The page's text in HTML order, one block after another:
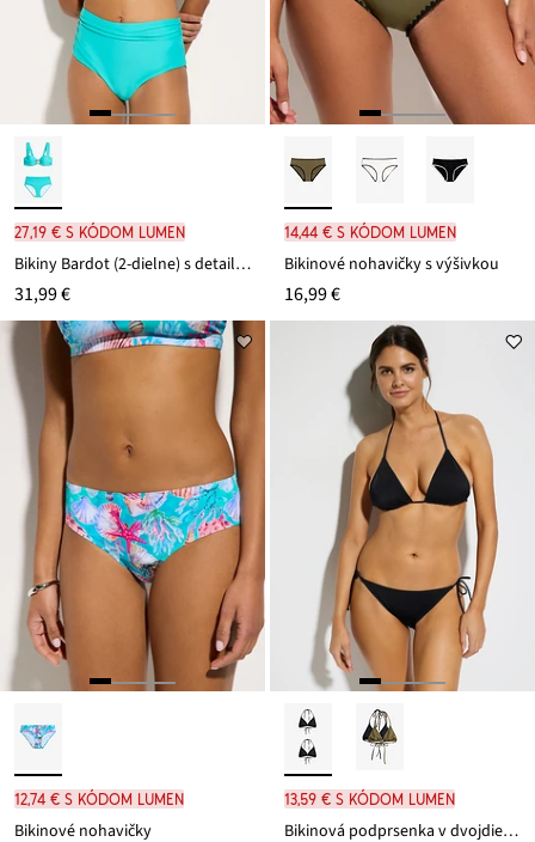
27,19 € s kódom LUMEN
Bikiny Bardot (2-dielne) s detailom morskej hviezdice
31,99 €
14,44 € s kódom LUMEN
Bikinové nohavičky s výšivkou
16,99 €
12,74 € s kódom LUMEN
Bikinové nohavičky
13,59 € s kódom LUMEN
Bikinová podprsenka v dvojdielnom balení (2 ks)